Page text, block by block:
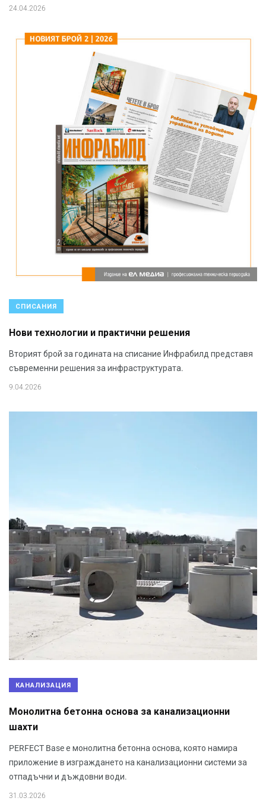
24.04.2026
СПИСАНИЯ
Нови технологии и практични решения
Вторият брой за годината на списание Инфрабилд представя
съвременни решения за инфраструктурата.
9.04.2026
КАНАЛИЗАЦИЯ
Монолитна бетонна основа за канализационни
шахти
PERFECT Base е монолитна бетонна основа, която намира
приложение в изграждането на канализационни системи за
отпадъчни и дъждовни води.
31.03.2026